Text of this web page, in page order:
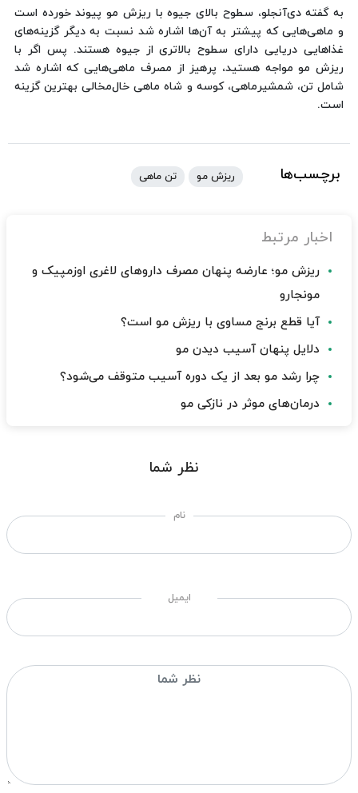
به گفته دی‌آنجلو، سطوح بالای جیوه با ریزش مو پیوند خورده است
و ماهی‌هایی که پیشتر به آن‌ها اشاره شد نسبت به دیگر گزینه‌های
غذاهایی دریایی دارای سطوح بالاتری از جیوه هستند. پس اگر با
ریزش مو مواجه هستید، پرهیز از مصرف ماهی‌هایی که اشاره شد
شامل تن، شمشیرماهی، کوسه و شاه ماهی خال‌مخالی بهترین گزینه
است.
برچسب‌ها ریزش مو تن ماهی
اخبار مرتبط
ریزش مو؛ عارضه پنهان مصرف داروهای لاغری اوزمپیک و
مونجارو
آیا قطع برنج مساوی با ریزش مو است؟
دلایل پنهان آسیب دیدن مو
چرا رشد مو بعد از یک دوره آسیب متوقف می‌شود؟
درمان‌های موثر در نازکی مو
نظر شما
نام
ایمیل